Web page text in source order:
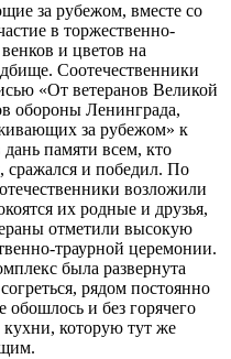
за рубежом, вместе со
в торжественно-
и цветов на
Соотечественники
«От ветеранов Великой
обороны Ленинграда,
за рубежом» к
памяти всем, кто
сражался и победил. По
возложили
их родные и друзья,
отметили высокую
траурной церемонии.
была развернута
рядом постоянно
и без горячего
которую тут же